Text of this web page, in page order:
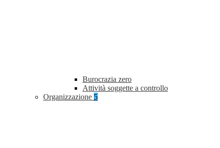
Burocrazia zero
Attività soggette a controllo
Organizzazione 5